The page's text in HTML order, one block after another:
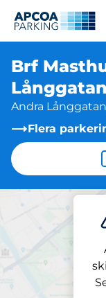
Brf
Långgatan
Andra
Flera
Parkera